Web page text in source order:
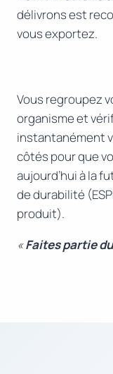
délivrons est
vous exportez.
Vous regroupez
organisme et
instantanément
côtés pour que
aujourd’hui à la
de durabilité
produit).
«Faites partie